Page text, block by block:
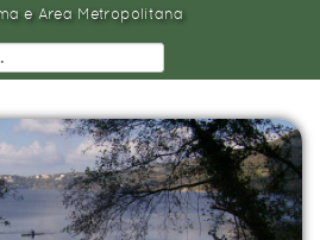
e Area Metropolitana